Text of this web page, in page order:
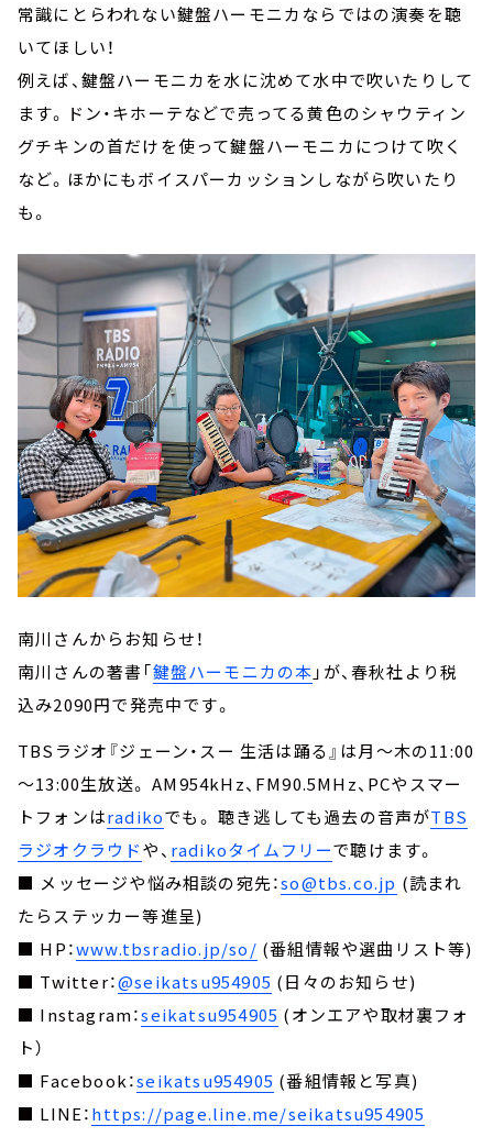
常識にとらわれない鍵盤ハーモニカならではの演奏を聴
いてほしい！
例えば、鍵盤ハーモニカを水に沈めて水中で吹いたりして
ます。ドン・キホーテなどで売ってる黄色のシャウティン
グチキンの首だけを使って鍵盤ハーモニカにつけて吹く
など。ほかにもボイスパーカッションしながら吹いたり
も。
南川さんからお知らせ！
南川さんの著書「鍵盤ハーモニカの本 」が、春秋社より税
込み2090円で発売中です。
TBSラジオ『ジェーン・スー 生活は踊る』は月～木の11:00
～13:00生放送。 AM954kHz、FM90.5MHz、PCやスマー
トフォンはradikoでも。 聴き逃しても過去の音声がTBS
ラジオクラウドや、 radikoタイムフリーで聴けます。
■ メッセージや悩み相談の宛先：so@tbs.co.jp (読まれ
たらステッカー等進呈)
■ HP：www.tbsradio.jp/so/ (番組情報や選曲リスト等)
■ Twitter：@seikatsu954905 (日々のお知らせ)
■ Instagram：seikatsu954905 (オンエアや取材裏フォ
ト）
■ Facebook：seikatsu954905 (番組情報と写真)
■ LINE：https://page.line.me/seikatsu954905